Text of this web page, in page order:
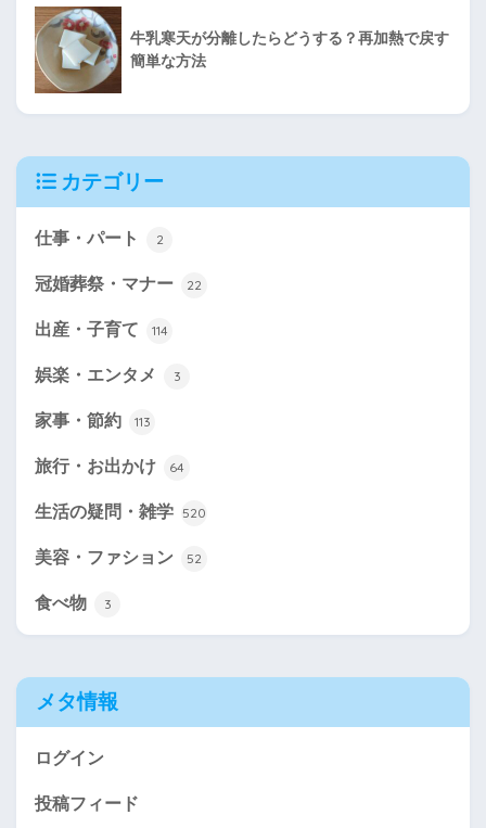
牛乳寒天が分離したらどうする？再加熱で戻す
簡単な方法
カテゴリー
仕事・パート 2
冠婚葬祭・マナー 22
出産・子育て 114
娯楽・エンタメ 3
家事・節約 113
旅行・お出かけ 64
生活の疑問・雑学 520
美容・ファション 52
食べ物 3
メタ情報
ログイン
投稿フィード